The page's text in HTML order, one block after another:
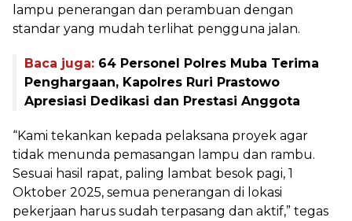
lampu penerangan dan perambuan dengan
standar yang mudah terlihat pengguna jalan.
Baca juga: 64 Personel Polres Muba Terima
Penghargaan, Kapolres Ruri Prastowo
Apresiasi Dedikasi dan Prestasi Anggota
“Kami tekankan kepada pelaksana proyek agar
tidak menunda pemasangan lampu dan rambu.
Sesuai hasil rapat, paling lambat besok pagi, 1
Oktober 2025, semua penerangan di lokasi
pekerjaan harus sudah terpasang dan aktif,” tegas